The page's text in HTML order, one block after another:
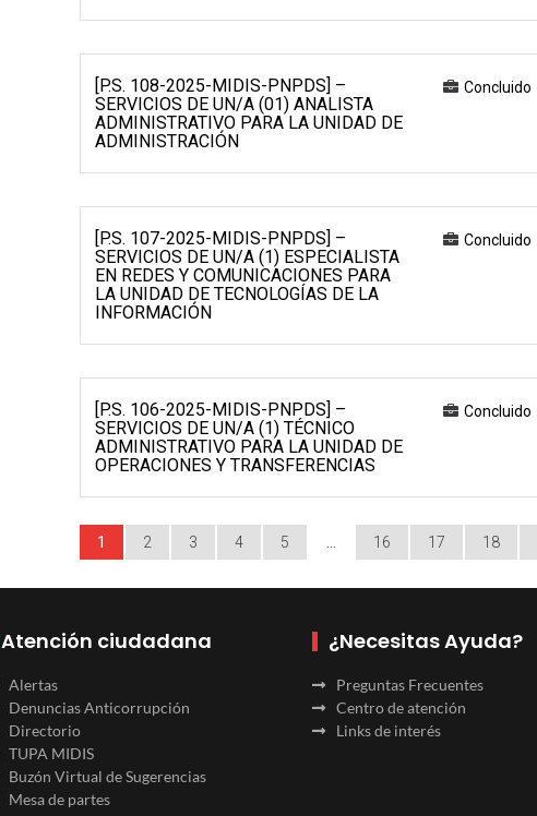
[P.S. 108-2025-MIDIS-PNPDS] –
SERVICIOS DE UN/A (01) ANALISTA
ADMINISTRATIVO PARA LA UNIDAD DE
ADMINISTRACIÓN
Concluido
[P.S. 107-2025-MIDIS-PNPDS] –
SERVICIOS DE UN/A (1) ESPECIALISTA
EN REDES Y COMUNICACIONES PARA
LA UNIDAD DE TECNOLOGÍAS DE LA
INFORMACIÓN
Concluido
[P.S. 106-2025-MIDIS-PNPDS] –
SERVICIOS DE UN/A (1) TÉCNICO
ADMINISTRATIVO PARA LA UNIDAD DE
OPERACIONES Y TRANSFERENCIAS
Concluido
1 2 3 4 5 16 17 18
Atención ciudadana
Alertas
Denuncias Anticorrupción
Directorio
TUPA MIDIS
Buzón Virtual de Sugerencias
Mesa de partes
¿Necesitas Ayuda?
Preguntas Frecuentes
Centro de atención
Links de interés